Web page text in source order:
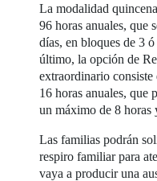
La modalidad
96 horas anuales, que
días, en bloques de 3
último, la opción de
extraordinario
16 horas anuales, que
un máximo de 8 horas
Las familias podrán
respiro familiar para
vaya a producir una